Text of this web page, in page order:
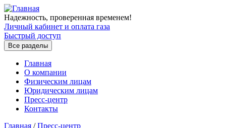
Перейти к основному содержанию
Надежность, проверенная временем!
Личный кабинет и оплата газа
Быстрый доступ
Все разделы
Главная
О компании
Физическим лицам
Юридическим лицам
Пресс-центр
Контакты
Главная / Пресс-центр